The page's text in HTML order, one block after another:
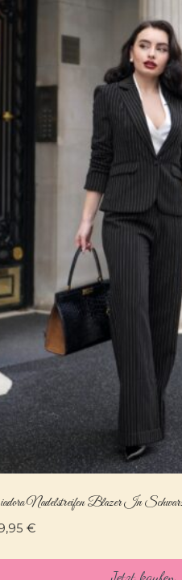
Nadelstreifen Blazer In
€